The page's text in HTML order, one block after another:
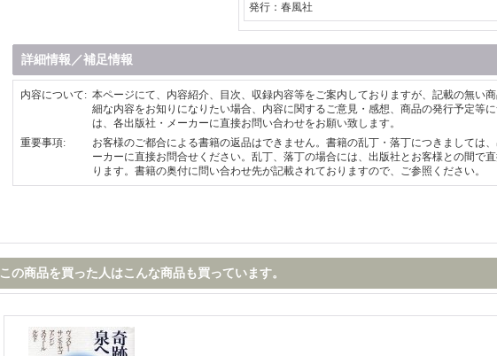
発行：春風社
詳細情報／補足情報
内容について: 本ページにて、内容紹介、目次、収録内容等をご案内しておりますが、記載の無い
細な内容をお知りになりたい場合、内容に関するご意見・感想、商品の発行予定等
は、各出版社・メーカーに直接お問い合わせをお願い致します。
重要事項:
お客様のご都合による書籍の返品はできません。書籍の乱丁・落丁につきましては
ーカーに直接お問合せください。乱丁、落丁の場合には、出版社とお客様との間で
ります。書籍の奥付に問い合わせ先が記載されておりますので、ご参照ください。
この商品を買った人はこんな商品も買っています。